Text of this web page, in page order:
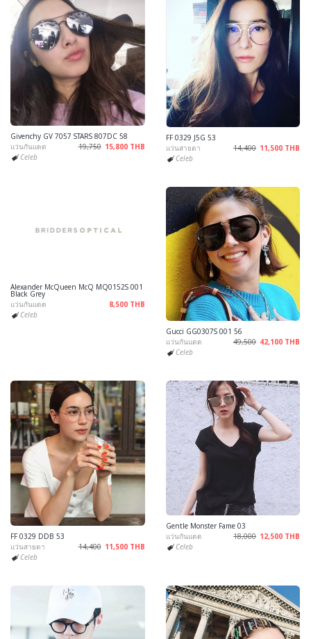
Givenchy GV 7057 STARS 807DC 58
แว่นกันแดด
19,750 15,800 THB
Celeb
FF 0329 J5G 53
แว่นสายตา
14,400 11,500 THB
Celeb
Alexander McQueen McQ MQ0152S 001
Black Grey
แว่นกันแดด
8,500 THB
Celeb
Gucci GG0307S 001 56
แว่นกันแดด
49,500 42,100 THB
Celeb
FF 0329 DDB 53
แว่นสายตา
14,400 11,500 THB
Celeb
Gentle Monster Fame 03
แว่นกันแดด
18,000 12,500 THB
Celeb